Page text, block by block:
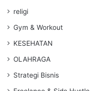
religi
Gym & Workout
KESEHATAN
OLAHRAGA
Strategi Bisnis